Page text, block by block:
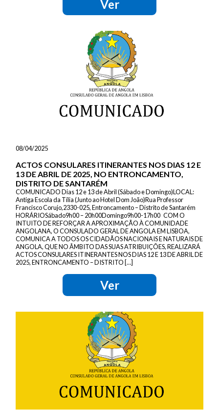
Ver
08/04/2025
ACTOS CONSULARES ITINERANTES NOS DIAS 12 E
13 DE ABRIL DE 2025, NO ENTRONCAMENTO,
DISTRITO DE SANTARÉM
COMUNICADO Dias 12 e 13 de Abril (Sábado e Domingo)LOCAL:
Antiga Escola da Tília (Junto ao Hotel Dom João)Rua Professor
Francisco Corujo,2330-025, Entroncamento – Distrito de Santarém
HORÁRIOSábado9h00 – 20h00Domingo9h00-17h00 COM O
INTUITO DE REFORÇAR A APROXIMAÇÃO À COMUNIDADE
ANGOLANA, O CONSULADO GERAL DE ANGOLA EM LISBOA,
COMUNICA A TODOS OS CIDADÃOS NACIONAIS E NATURAIS DE
ANGOLA, QUE NO ÂMBITO DAS SUAS ATRIBUIÇÕES, REALIZARÁ
ACTOS CONSULARES ITINERANTES NOS DIAS 12 E 13 DE ABRIL DE
2025, ENTRONCAMENTO – DISTRITO […]
Ver